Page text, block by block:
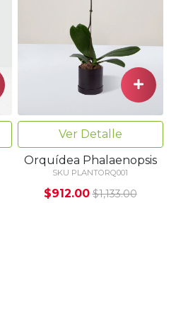
Ver Detalle
Orquídea Phalaenopsis
SKU PLANTORQ001
$912.00 $1,133.00